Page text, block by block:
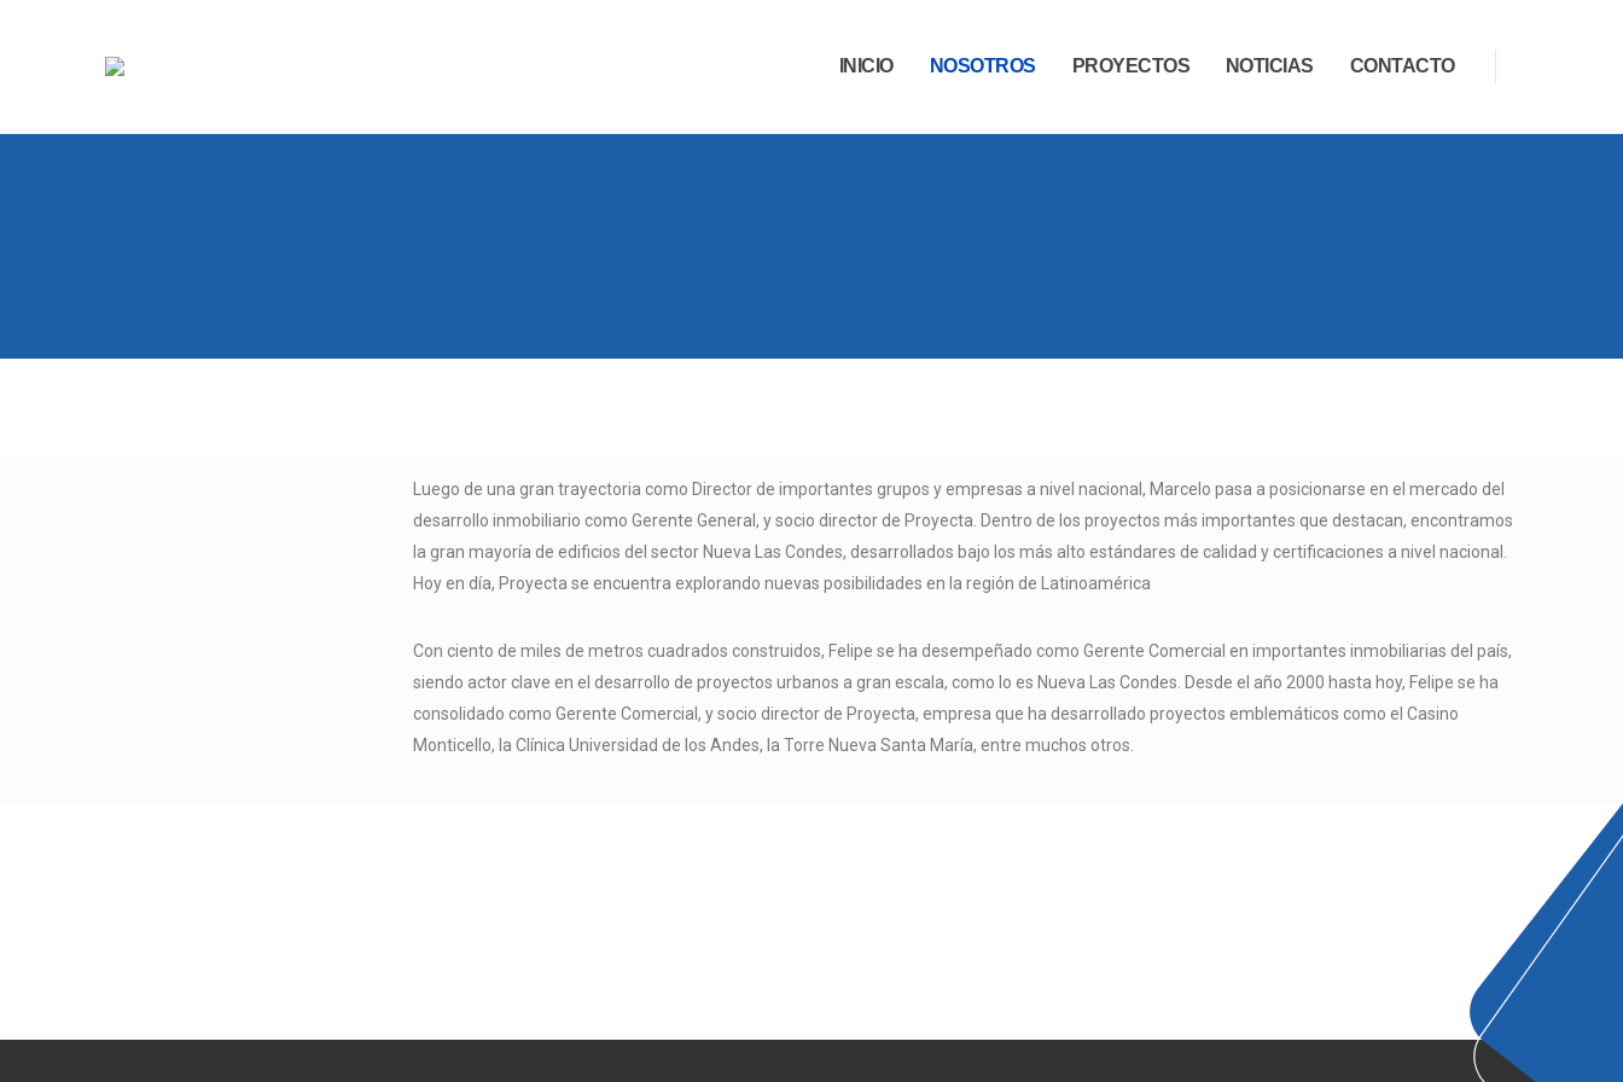
INICIO NOSOTROS PROYECTOS NOTICIAS CONTACTO
Luego de una gran trayectoria como Director de importantes grupos y empresas a nivel nacional, Marcelo pasa a posicionarse en el mercado del
desarrollo inmobiliario como Gerente General, y socio director de Proyecta. Dentro de los proyectos más importantes que destacan, encontramos
la gran mayoría de edificios del sector Nueva Las Condes, desarrollados bajo los más alto estándares de calidad y certificaciones a nivel nacional.
Hoy en día, Proyecta se encuentra explorando nuevas posibilidades en la región de Latinoamérica
Con ciento de miles de metros cuadrados construidos, Felipe se ha desempeñado como Gerente Comercial en importantes inmobiliarias del país,
siendo actor clave en el desarrollo de proyectos urbanos a gran escala, como lo es Nueva Las Condes. Desde el año 2000 hasta hoy, Felipe se ha
consolidado como Gerente Comercial, y socio director de Proyecta, empresa que ha desarrollado proyectos emblemáticos como el Casino
Monticello, la Clínica Universidad de los Andes, la Torre Nueva Santa María, entre muchos otros.